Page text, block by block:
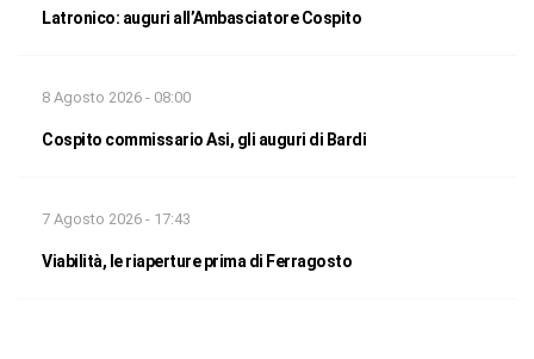
Latronico: auguri all’Ambasciatore Cospito
8 Agosto 2026 - 08:00
Cospito commissario Asi, gli auguri di Bardi
7 Agosto 2026 - 17:43
Viabilità, le riaperture prima di Ferragosto